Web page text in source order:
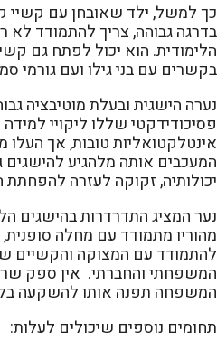
כך למשל, ילד שאובחן עם קשיי
בדרגה גבוהה, צריך להתמודד לא
הלימודית. הוא יכול לפתח גם
בקשרים עם בני גילו ועם גורמי
נערה הישגית ובעלת מוטיבציה
פסיכודידקטי שללו ליקויי למידה
אינטלקטואליות טובות, אך העלו
המעכבים אותה מלהגיע להישגים
יכולותיה, זקוקה לעזרה
נער המציג התדרדרות בהישגים
מהוריו מתמודד עם מחלה
להתמודד עם המצוקה והקשיים
המשפחתי והחברתי. אין ספק
המשפחה תפנה אותו להשקעה
תחומים נוספים שיכולים לעלות: